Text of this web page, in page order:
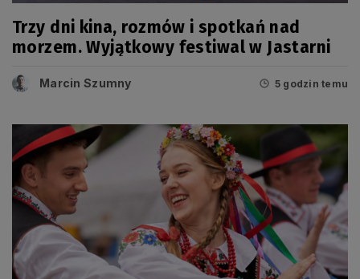
Trzy dni kina, rozmów i spotkań nad
morzem. Wyjątkowy festiwal w Jastarni
Marcin Szumny 5 godzin temu